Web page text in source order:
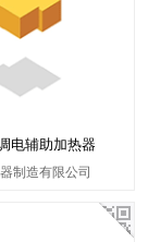
电辅助加热器
制造有限公司